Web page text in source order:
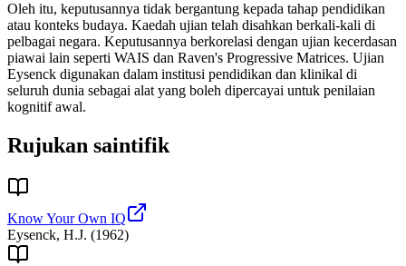
Oleh itu, keputusannya tidak bergantung kepada tahap pendidikan
atau konteks budaya. Kaedah ujian telah disahkan berkali-kali di
pelbagai negara. Keputusannya berkorelasi dengan ujian kecerdasan
piawai lain seperti WAIS dan Raven's Progressive Matrices. Ujian
Eysenck digunakan dalam institusi pendidikan dan klinikal di
seluruh dunia sebagai alat yang boleh dipercayai untuk penilaian
kognitif awal.
Rujukan saintifik
Know Your Own IQ
Eysenck, H.J. (1962)